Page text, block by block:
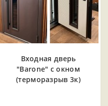
Входная дверь
"Barone" с окном
(терморазрыв 3к)